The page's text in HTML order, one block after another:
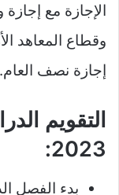
الإجازة مع إجازة
وقطاع المعاهد
إجازة نصف العام.
2023: